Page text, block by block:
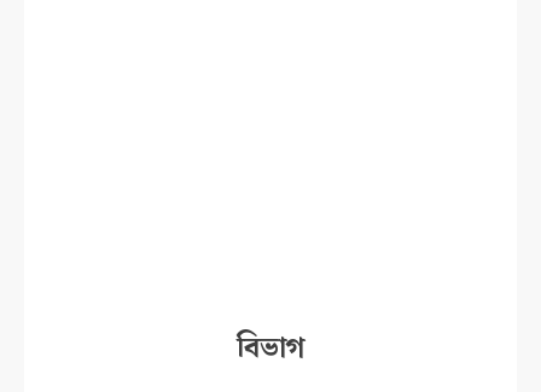
বিভাগ